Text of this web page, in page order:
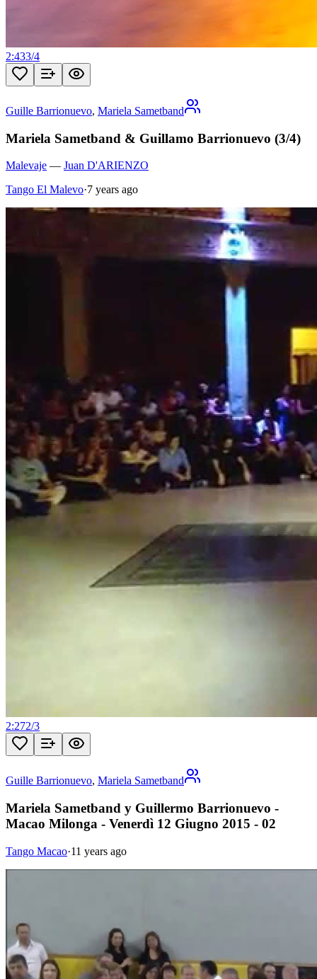
2:433/4
Guille Barrionuevo, Mariela Sametband
Mariela Sametband & Guillamo Barrionuevo (3/4)
Malevaje — Juan D'ARIENZO
Tango El Malevo·7 years ago
2:272/3
Guille Barrionuevo, Mariela Sametband
Mariela Sametband y Guillermo Barrionuevo -
Macao Milonga - Venerdì 12 Giugno 2015 - 02
Tango Macao·11 years ago